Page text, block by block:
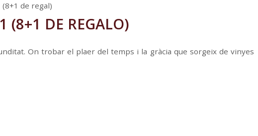
de regal)
(8+1 DE REGALO)
On trobar el plaer del temps i la gràcia que sorgeix de vinyes